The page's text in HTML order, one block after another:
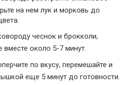
на нем лук и морковь до
чеснок и брокколи,
вместе около 5-7 минут.
по вкусу, перемешайте и
еще 5 минут до готовности.